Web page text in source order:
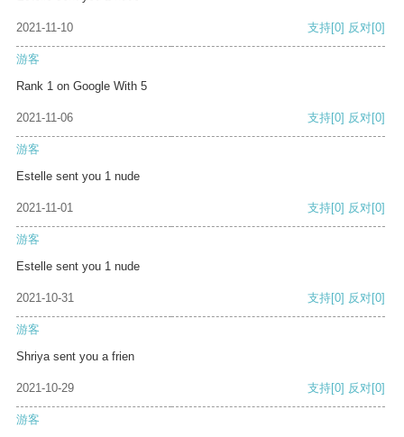
2021-11-10 支持[0] 反对[0]
游客
Rank 1 on Google With 5
2021-11-06 支持[0] 反对[0]
游客
Estelle sent you 1 nude
2021-11-01 支持[0] 反对[0]
游客
Estelle sent you 1 nude
2021-10-31 支持[0] 反对[0]
游客
Shriya sent you a frien
2021-10-29 支持[0] 反对[0]
游客